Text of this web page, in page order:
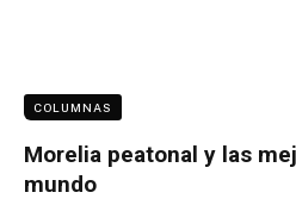
COLUMNAS
Morelia peatonal y las
mundo